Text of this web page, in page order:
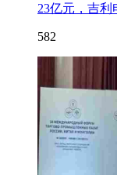
23亿元，吉
582